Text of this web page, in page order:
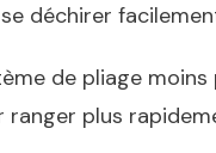
déchirer
de pliage
plus